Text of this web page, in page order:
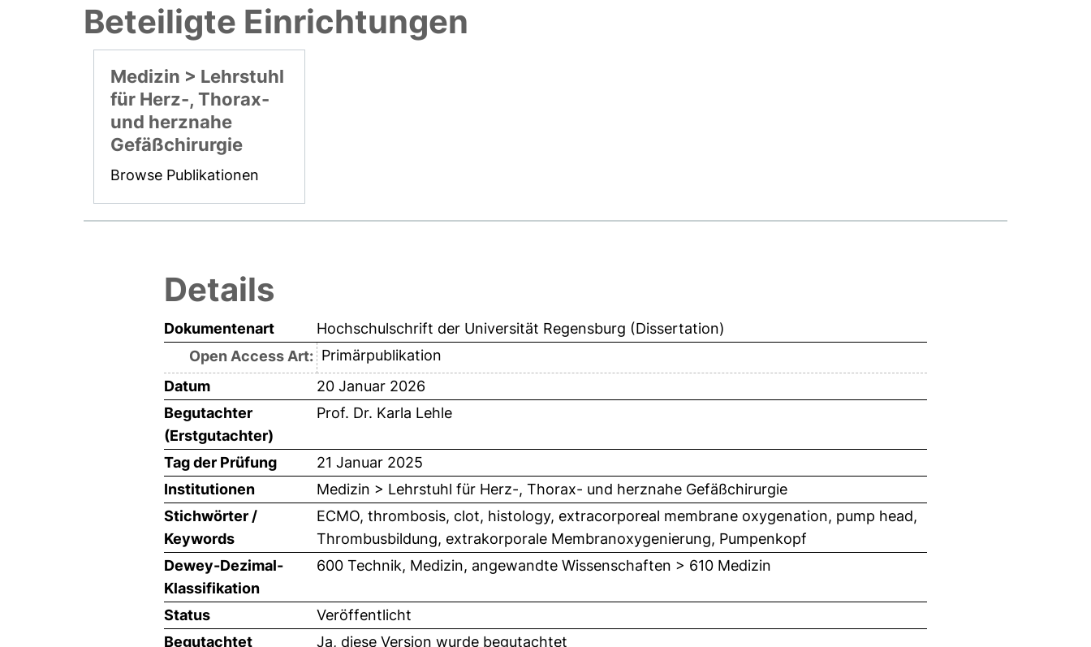
Beteiligte Einrichtungen
Medizin > Lehrstuhl
für Herz-, Thorax-
und herznahe
Gefäßchirurgie
Browse Publikationen
Details
Dokumentenart
Hochschulschrift der Universität Regensburg (Dissertation)
Open Access Art: Primärpublikation
Datum
20 Januar 2026
Begutachter
(Erstgutachter)
Prof. Dr. Karla Lehle
Tag der Prüfung
21 Januar 2025
Institutionen
Medizin > Lehrstuhl für Herz-, Thorax- und herznahe Gefäßchirurgie
Stichwörter /
Keywords
ECMO, thrombosis, clot, histology, extracorporeal membrane oxygenation, pump head,
Thrombusbildung, extrakorporale Membranoxygenierung, Pumpenkopf
Dewey-Dezimal-
Klassifikation
600 Technik, Medizin, angewandte Wissenschaften > 610 Medizin
Status
Veröffentlicht
Begutachtet
Ja, diese Version wurde begutachtet